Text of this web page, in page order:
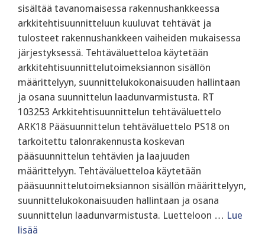
sisältää tavanomaisessa rakennushankkeessa
arkkitehtisuunnitteluun kuuluvat tehtävät ja
tulosteet rakennushankkeen vaiheiden mukaisessa
järjestyksessä. Tehtäväluetteloa käytetään
arkkitehtisuunnittelutoimeksiannon sisällön
määrittelyyn, suunnittelukokonaisuuden hallintaan
ja osana suunnittelun laadunvarmistusta. RT
103253 Arkkitehtisuunnittelun tehtäväluettelo
ARK18 Pääsuunnittelun tehtäväluettelo PS18 on
tarkoitettu talonrakennusta koskevan
pääsuunnittelun tehtävien ja laajuuden
määrittelyyn. Tehtäväluetteloa käytetään
pääsuunnittelutoimeksiannon sisällön määrittelyyn,
suunnittelukokonaisuuden hallintaan ja osana
suunnittelun laadunvarmistusta. Luetteloon … Lue
lisää